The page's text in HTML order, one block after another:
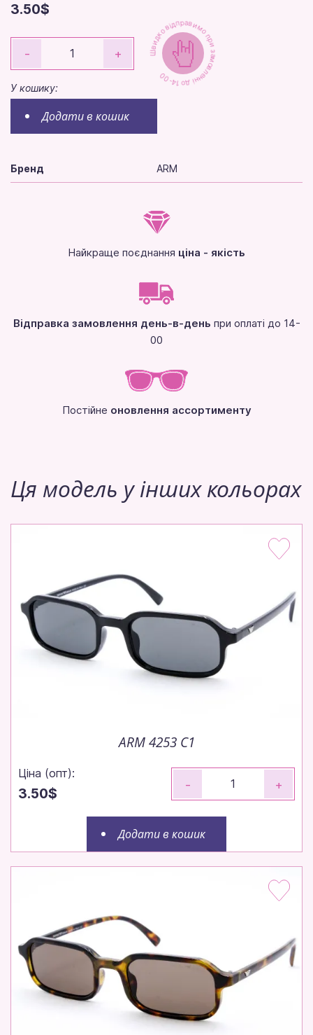
3.50$
- +
У кошику:
Додати в кошик
Швидко відправимо при замовленні до 14-00
Бренд ARM
Найкраще поєднання ціна - якість
Відправка замовлення день-в-день при оплаті до 14-
00
Постійне оновлення ассортименту
Ця модель у інших кольорах
ARM 4253 C1
Ціна (опт):
3.50$
- +
Додати в кошик
швидко, вигідно
Замовляйте до 14:00 — відправимо